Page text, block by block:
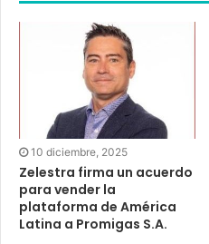
10 diciembre, 2025
Zelestra firma un acuerdo
para vender la
plataforma de América
Latina a Promigas S.A.